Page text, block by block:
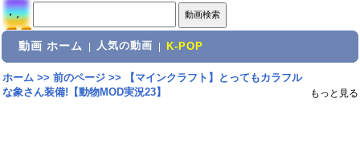
動画 ホーム 人気の動画 K-POP
ホーム>> 前のページ>>
【マインクラフト】とってもカラフル
な象さん装備!【動物MOD実況23】
もっと見る